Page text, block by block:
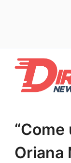
contenuto
Oriana